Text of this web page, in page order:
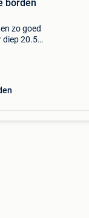
borden
zo goed
diep 20.5